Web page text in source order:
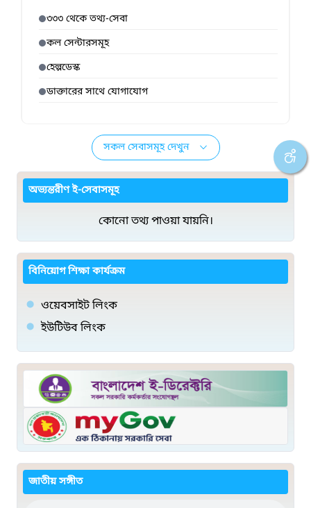
৩৩৩ থেকে তথ্য-সেবা
কল সেন্টারসমূহ
হেল্পডেস্ক
ডাক্তারের সাথে যোগাযোগ
সকল সেবাসমূহ দেখুন
অভ্যন্তরীণ ই-সেবাসমূহ
কোনো তথ্য পাওয়া যায়নি।
বিনিয়োগ শিক্ষা কার্যক্রম
ওয়েবসাইট লিংক
ইউটিউব লিংক
জাতীয় সঙ্গীত